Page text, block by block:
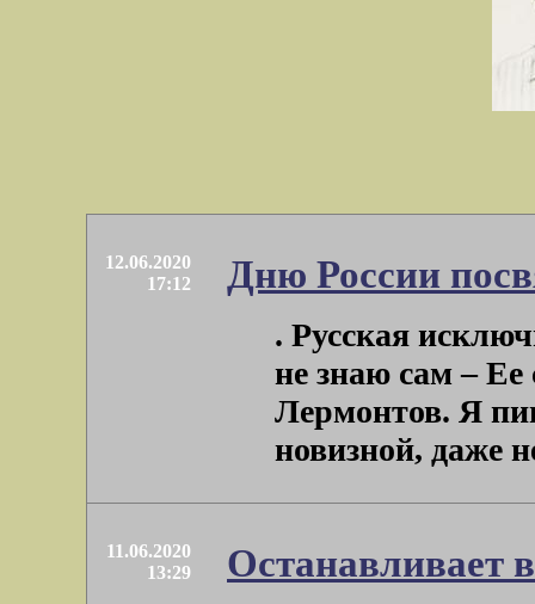
12.06.2020
17:12
Дню России
. Русская
не знаю сам –
Лермонтов. Я
новизной, даже
11.06.2020
13:29
Останавливает